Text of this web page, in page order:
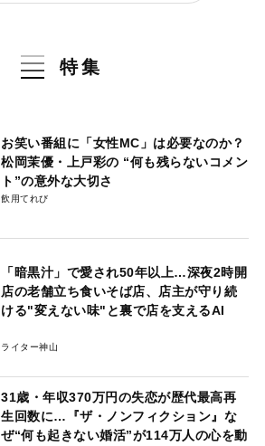
特集
お笑い番組に「女性MC」は必要なのか？
松岡茉優・上戸彩の “何も残らないコメン
ト”の意外な大切さ
飲用てれび
「暗黒汁」で愛され50年以上…深夜2時開
店の老舗立ち食いそば店、店主が守り続
ける"変えない味"と裏で店を支えるAI
ライター神山
31歳・年収370万円の失恋が歴代最高再
生回数に…『ザ・ノンフィクション』な
ぜ“何も起きない婚活”が114万人の心を動